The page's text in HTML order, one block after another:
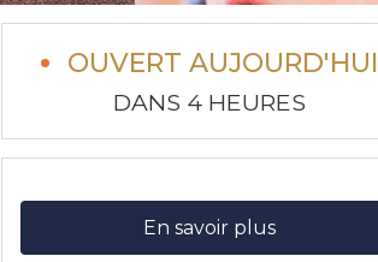
OUVERT AUJOURD'HUI
DANS 4 HEURES
En savoir plus